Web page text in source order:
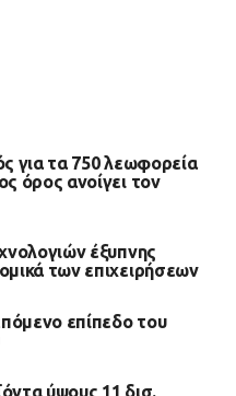
για τα 750 λεωφορεία
όρος ανοίγει τον
έξυπνης
των επιχειρήσεων
επίπεδο του
ύψους 11 δισ.